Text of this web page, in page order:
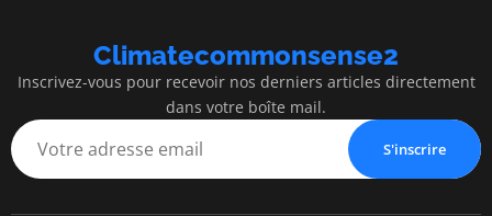
Climatecommonsense2
Inscrivez-vous pour recevoir nos derniers articles directement
dans votre boîte mail.
S'inscrire